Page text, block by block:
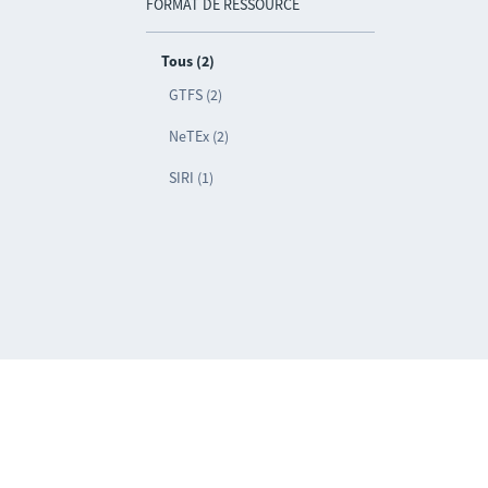
FORMAT DE RESSOURCE
Tous (2)
GTFS (2)
NeTEx (2)
SIRI (1)